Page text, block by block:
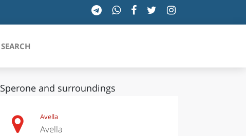
TOSCANA
SEARCH
Sperone and surroundings
Avella
Avella